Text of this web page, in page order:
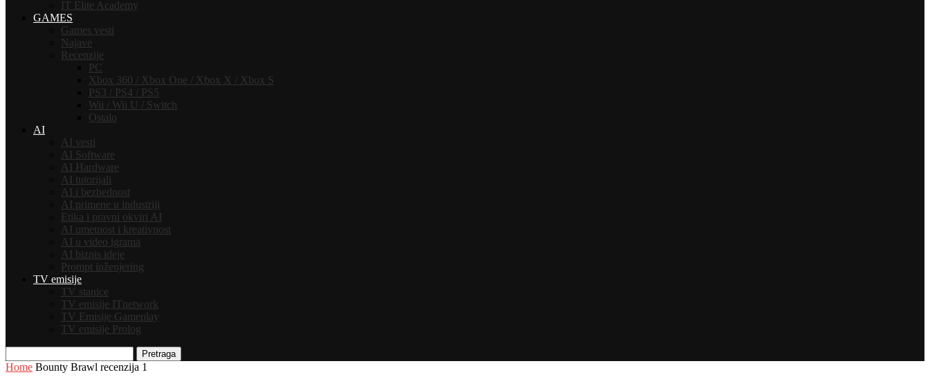
IT Elite Academy
GAMES
Games vesti
Najave
Recenzije
PC
Xbox 360 / Xbox One / Xbox X / Xbox S
PS3 / PS4 / PS5
Wii / Wii U / Switch
Ostalo
AI
AI vesti
AI Software
AI Hardware
AI tutorijali
AI i bezbednost
AI primene u industriji
Etika i pravni okviri AI
AI umetnost i kreativnost
AI u video igrama
AI biznis ideje
Prompt inženjering
TV emisije
TV stanice
TV emisije ITnetwork
TV Emisije Gameplay
TV emisije Prolog
Pretraga
Home Bounty Brawl recenzija 1